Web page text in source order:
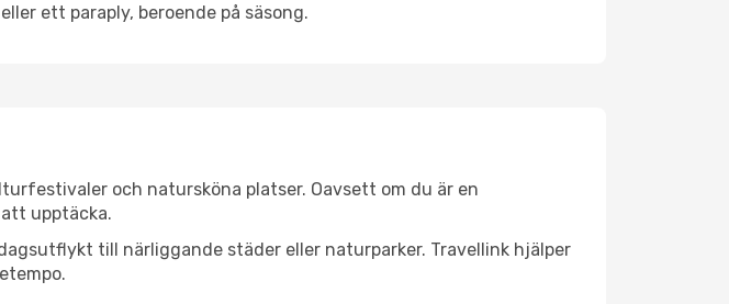
ett paraply, beroende på säsong.
och natursköna platser. Oavsett om du är en
upptäcka.
till närliggande städer eller naturparker. Travellink hjälper